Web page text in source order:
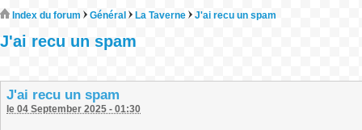
Index du forum Général La Taverne J'ai recu un spam
J'ai recu un spam
J'ai recu un spam
le 04 September 2025 - 01:30